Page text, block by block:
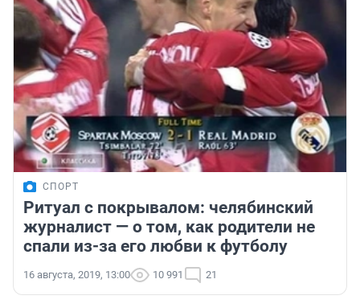
СПОРТ
Ритуал с покрывалом: челябинский
журналист — о том, как родители не
спали из-за его любви к футболу
16 августа, 2019, 13:00 10 991 21